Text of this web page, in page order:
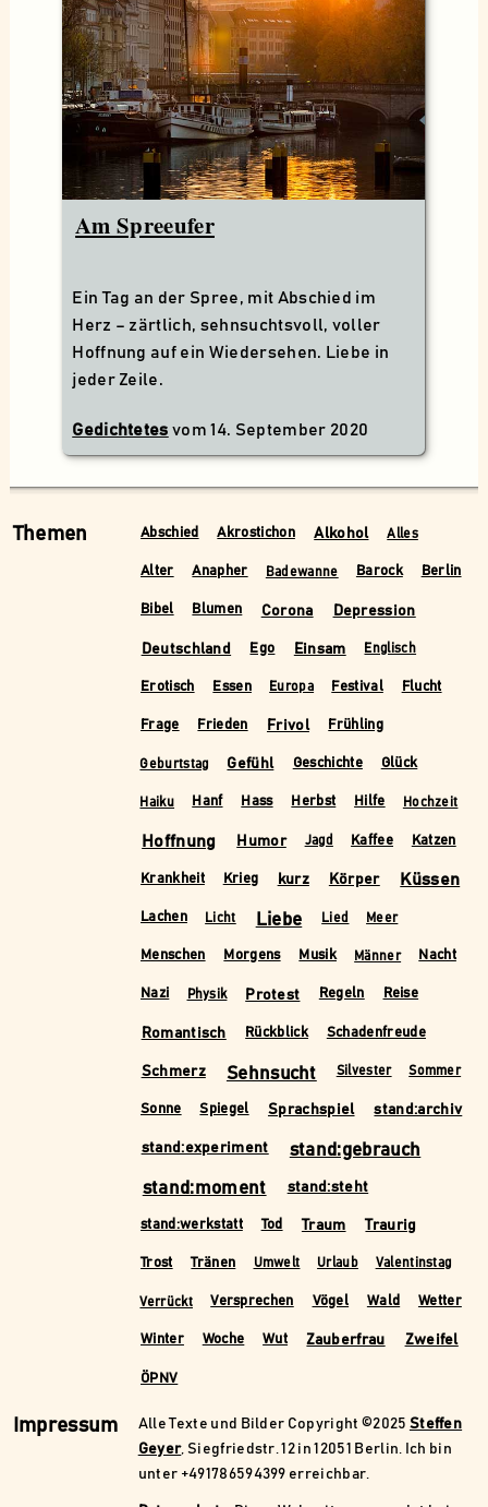
Am Spreeufer
Ein Tag an der Spree, mit Abschied im
Herz – zärtlich, sehnsuchtsvoll, voller
Hoffnung auf ein Wiedersehen. Liebe in
jeder Zeile.
Gedichtetes vom14. September 2020
Themen Abschied Akrostichon Alkohol Alles
Alter Anapher Badewanne Barock Berlin
Bibel Blumen Corona Depression
Deutschland Ego Einsam Englisch
Erotisch Essen Europa Festival Flucht
Frage Frieden Frivol Frühling
Geburtstag Gefühl Geschichte Glück
Haiku Hanf Hass Herbst Hilfe Hochzeit
Hoffnung Humor Jagd Kaffee Katzen
Krankheit Krieg kurz Körper Küssen
Lachen Licht Liebe Lied Meer
Menschen Morgens Musik Männer Nacht
Nazi Physik Protest Regeln Reise
Romantisch Rückblick Schadenfreude
Schmerz Sehnsucht Silvester Sommer
Sonne Spiegel Sprachspiel stand:archiv
stand:experiment
stand:gebrauch
stand:moment
stand:steht
stand:werkstatt Tod Traum Traurig
Trost Tränen Umwelt Urlaub Valentinstag
Verrückt Versprechen Vögel Wald Wetter
Winter Woche Wut Zauberfrau Zweifel
ÖPNV
Impressum Alle Texte und Bilder Copyright ©2025 Steffen
Geyer, Siegfriedstr. 12 in 12051 Berlin. Ich bin
unter +491786594399 erreichbar.